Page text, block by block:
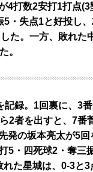
4打数2安打1打点
・失点1と好投し
た。一方、敗れ
。
録。1回裏に、3
2者を出すと、7
発の坂本亮太が5回
5・四死球2・奪三
た星城は、0-3と